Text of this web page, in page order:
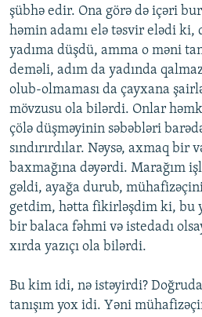
şübhə edir. Ona görə də içəri
həmin adamı elə təsvir elədi ki,
yadıma düşdü, amma o məni
deməli, adım da yadında
olub-olmaması da çayxana
mövzusu ola bilərdi. Onlar
çölə düşməyinin səbəbləri
sındırırdılar. Nəysə, axmaq bir
baxmağına dəyərdi. Marağım
gəldi, ayağa durub,
getdim, hətta fikirləşdim ki, bu
bir balaca fəhmi və istedadı
xırda yazıçı ola bilərdi.
Bu kim idi, nə istəyirdi?
tanışım yox idi. Yəni